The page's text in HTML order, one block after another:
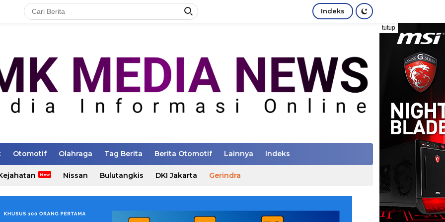
Indeks
tutup
Otomotif Olahraga Tag Berita Berita Otomotif Lainnya Indeks
Nissan Bulutangkis DKI Jakarta Gerindra